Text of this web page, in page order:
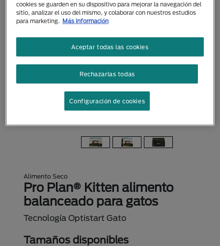
Alimento Seco
Pro Plan® Kitten alimento
balanceado para gatos
Tecnología Optistart Gato
Tamaños disponibles
cookies se guarden en su dispositivo para mejorar la navegación del
sitio, analizar el uso del mismo, y colaborar con nuestros estudios
para marketing.
Más información
Rechazarlas todas
Aceptar todas las cookies
Configuración de cookies